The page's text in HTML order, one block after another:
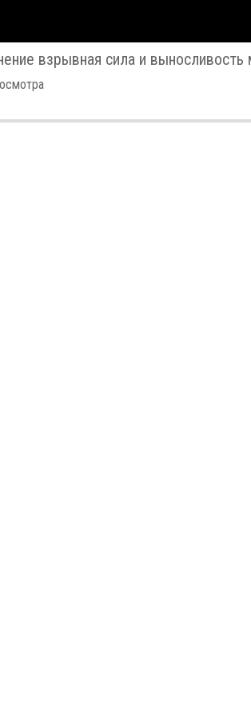
взрывная сила и